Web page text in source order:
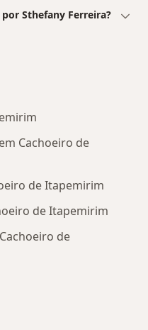
Sthefany Ferreira?
Cachoeiro de
de Itapemirim
de Itapemirim
de